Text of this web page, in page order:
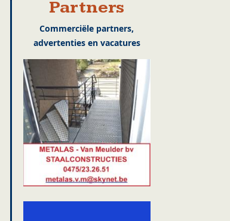
Partners
Commerciële partners,
advertenties en vacatures